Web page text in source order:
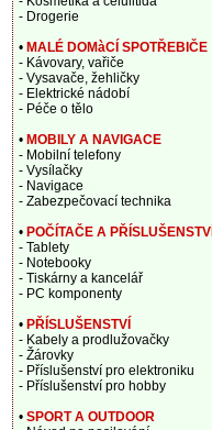
- Drogerie
• MALÉ DOMàCÍ SPOTŘEBIČE
- Kávovary, vařiče
- Vysavače, žehličky
- Elektrické nádobí
- Péče o tělo
• MOBILY A NAVIGACE
- Mobilní telefony
- Vysílačky
- Navigace
- Zabezpečovací technika
• POČÍTAČE A PŘÍSLUŠENSTVÍ
- Tablety
- Notebooky
- Tiskárny a kancelář
- PC komponenty
• PŘÍSLUŠENSTVÍ
- Kabely a prodlužovačky
- Žárovky
- Příslušenství pro elektroniku
- Příslušenství pro hobby
• SPORT A OUTDOOR